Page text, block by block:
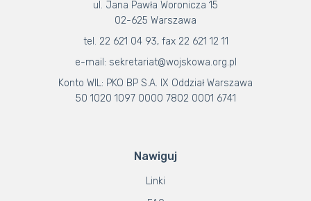
ul. Jana Pawła Woronicza 15
02-625 Warszawa
tel. 22 621 04 93, fax 22 621 12 11
e-mail: sekretariat@wojskowa.org.pl
Konto WIL: PKO BP S.A. IX Oddział Warszawa
50 1020 1097 0000 7802 0001 6741
Nawiguj
Linki